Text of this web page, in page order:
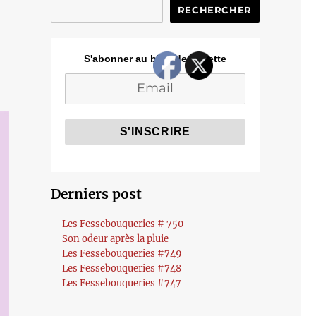
RECHERCHER
S'abonner au blog de Cozette
Derniers post
Les Fessebouqueries # 750
Son odeur après la pluie
Les Fessebouqueries #749
Les Fessebouqueries #748
Les Fessebouqueries #747